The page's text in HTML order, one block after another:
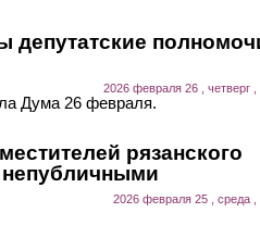
депутатские
2026 февраля 26 , четверг ,
Дума 26 февраля.
рязанского
непубличными
2026 февраля 25 , среда ,